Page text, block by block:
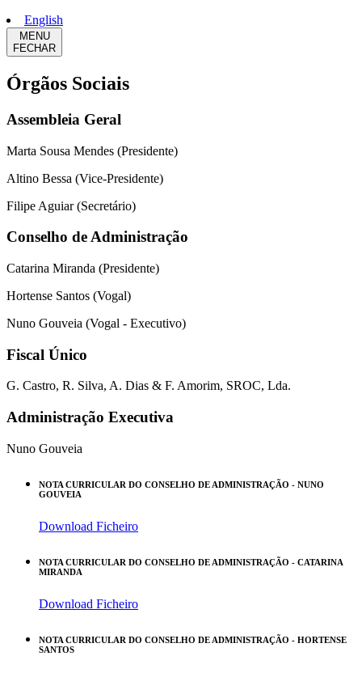
English
MENU
FECHAR
Órgãos Sociais
Assembleia Geral
Marta Sousa Mendes (Presidente)
Altino Bessa (Vice-Presidente)
Filipe Aguiar (Secretário)
Conselho de Administração
Catarina Miranda (Presidente)
Hortense Santos (Vogal)
Nuno Gouveia (Vogal - Executivo)
Fiscal Único
G. Castro, R. Silva, A. Dias & F. Amorim, SROC, Lda.
Administração Executiva
Nuno Gouveia
NOTA CURRICULAR DO CONSELHO DE ADMINISTRAÇÃO - NUNO
GOUVEIA
Download Ficheiro
NOTA CURRICULAR DO CONSELHO DE ADMINISTRAÇÃO - CATARINA
MIRANDA
Download Ficheiro
NOTA CURRICULAR DO CONSELHO DE ADMINISTRAÇÃO - HORTENSE
SANTOS